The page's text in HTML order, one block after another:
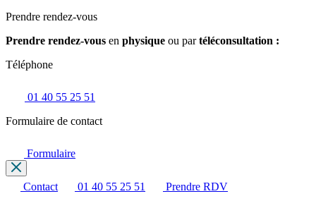
Prendre rendez-vous
Prendre rendez-vous en physique ou partéléconsultation :
Téléphone
01 40 55 25 51
Formulaire de contact
Formulaire
Contact 01 40 55 25 51
Prendre RDV